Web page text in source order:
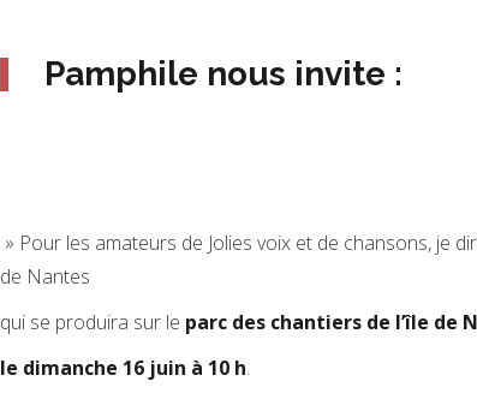
Pamphile nous invite :
» Pour les amateurs de Jolies voix et de chansons, je
de Nantes
qui se produira sur le parc des chantiers de l’île de
le dimanche 16 juin à 10 h.